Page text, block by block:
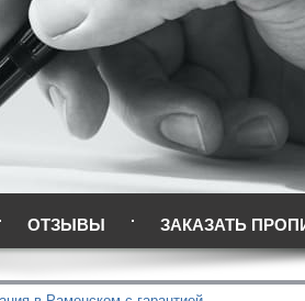
ОТЗЫВЫ ЗАКАЗАТЬ